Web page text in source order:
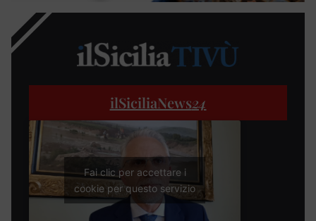
ilSiciliaNews24
Fai clic per accettare i
cookie per questo servizio